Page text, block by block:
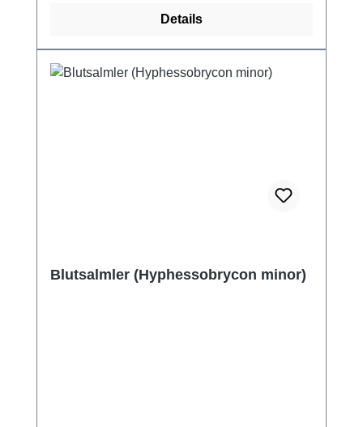
Details
Blutsalmler (Hyphessobrycon minor)